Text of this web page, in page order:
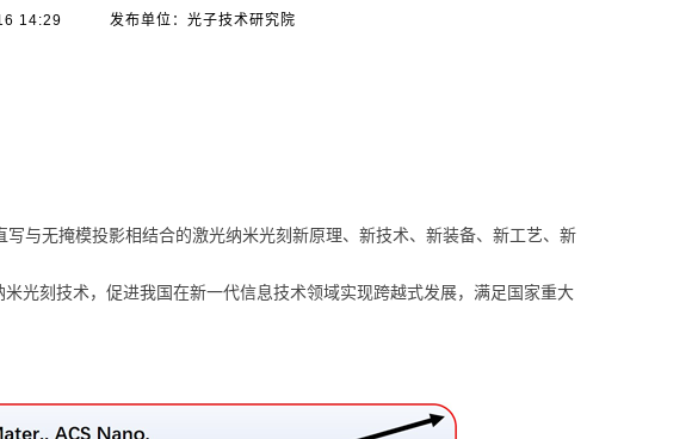
14:29 发布单位：光子技术研究院
与无掩模投影相结合的激光纳米光刻新原理、新技术、新装备、新工艺、新
光刻技术，促进我国在新一代信息技术领域实现跨越式发展，满足国家重大